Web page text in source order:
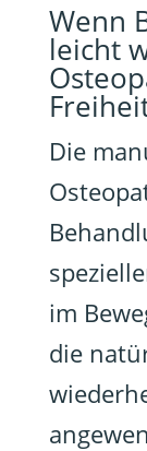
Wenn
leicht
Die
im
die